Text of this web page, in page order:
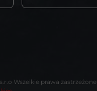
Wszelkie prawa zastrzeżone